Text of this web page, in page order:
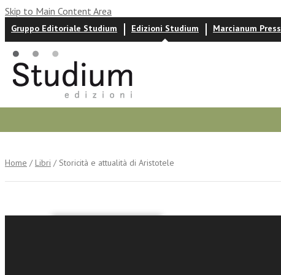
Skip to Main Content Area
Gruppo Editoriale Studium Edizioni Studium Marcianum Press
Home / Libri / Storicità e attualità di Aristotele